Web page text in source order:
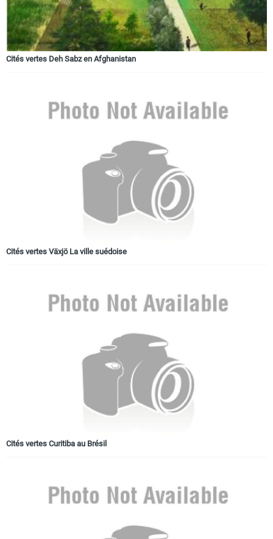
Cités vertes Deh Sabz en Afghanistan
Cités vertes Växjö La ville suédoise
Cités vertes Curitiba au Brésil